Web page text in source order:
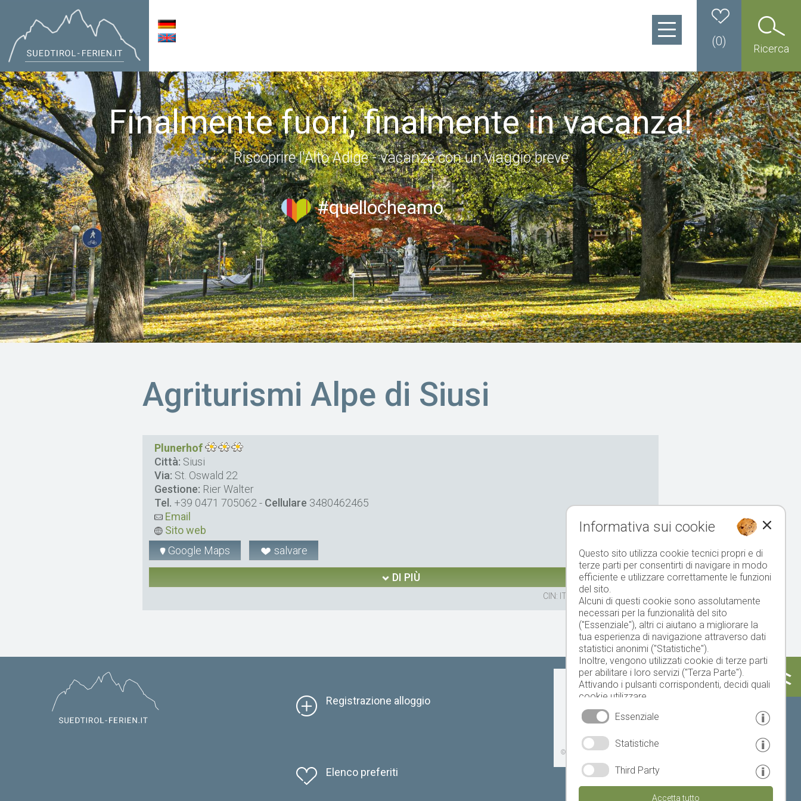
Ricerca
(0)
Finalmente fuori, finalmente in vacanza!
Riscoprire l'Alto Adige - vacanze con un viaggio breve
#quellocheamo
Agriturismi Alpe di Siusi
Plunerhof
Città: Siusi
Via: St. Oswald 22
Gestione: Rier Walter
Tel. +39 0471 705062 - Cellulare 3480462465
Email
Sito web
Google Maps
salvare
DI PIÙ
CIN: IT021019B5KIMYJW4P
Registrazione alloggio
Elenco preferiti
Oggi Domani lunedì
© Servizio meteo provinciale
33 °C
Informativa sui cookie
Questo sito utilizza cookie tecnici propri e di
terze parti per consentirti di navigare in modo
efficiente e utilizzare correttamente le funzioni
del sito.
Alcuni di questi cookie sono assolutamente
necessari per la funzionalità del sito
("Essenziale"), altri ci aiutano a migliorare la
tua esperienza di navigazione attraverso dati
statistici anonimi ("Statistiche").
Inoltre, vengono utilizzati cookie di terze parti
per abilitare i loro servizi ("Terza Parte").
Attivando i pulsanti corrispondenti, decidi quali
cookie utilizzare.
Cliccando su "Accetta tutto", "Salva selezione"
o "Rifiuta selezione", dichiari di consentire l'uso
Il tuo consenso Puoi revocarlo in qualsiasi
Essenziale
Statistiche
Third Party
Accetta tutto